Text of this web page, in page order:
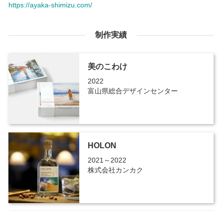
https://ayaka-shimizu.com/
制作実績
美のこわけ
2022
富山県総合デザインセンター
HOLON
2021～2022
株式会社カンカク